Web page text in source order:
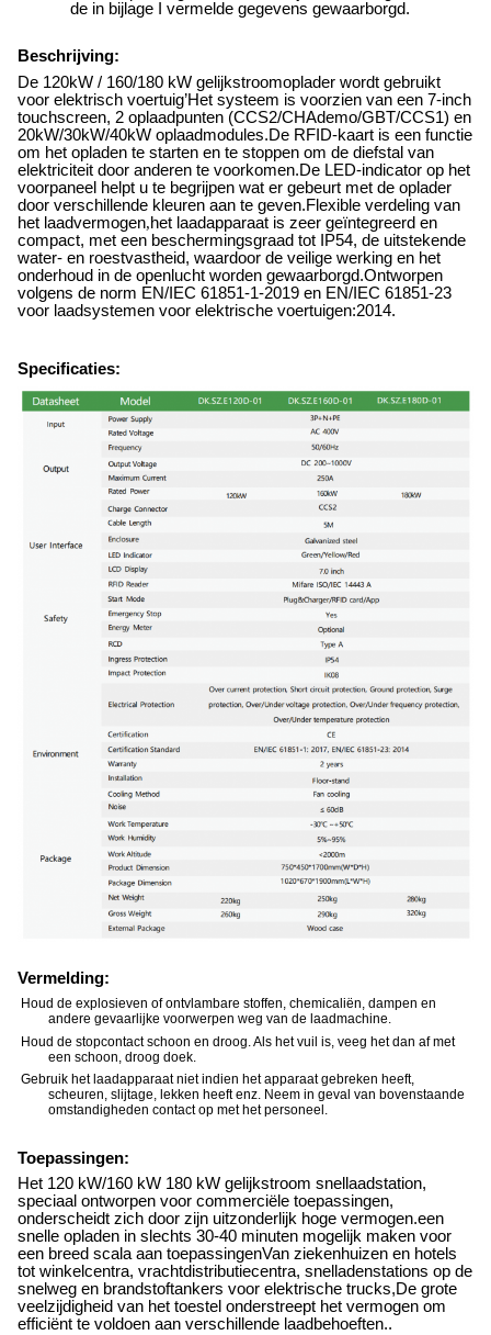
de in bijlage I vermelde gegevens gewaarborgd.
Beschrijving:
De 120kW / 160/180 kW gelijkstroomoplader wordt gebruikt
voor elektrisch voertuig’Het systeem is voorzien van een 7-inch
touchscreen, 2 oplaadpunten (CCS2/CHAdemo/GBT/CCS1) en
20kW/30kW/40kW oplaadmodules.De RFID-kaart is een functie
om het opladen te starten en te stoppen om de diefstal van
elektriciteit door anderen te voorkomen.De LED-indicator op het
voorpaneel helpt u te begrijpen wat er gebeurt met de oplader
door verschillende kleuren aan te geven.Flexible verdeling van
het laadvermogen,het laadapparaat is zeer geïntegreerd en
compact, met een beschermingsgraad tot IP54, de uitstekende
water- en roestvastheid, waardoor de veilige werking en het
onderhoud in de openlucht worden gewaarborgd.Ontworpen
volgens de norm EN/IEC 61851-1-2019 en EN/IEC 61851-23
voor laadsystemen voor elektrische voertuigen:2014.
Specificaties:
Vermelding:
Houd de explosieven of ontvlambare stoffen, chemicaliën, dampen en
andere gevaarlijke voorwerpen weg van de laadmachine.
Houd de stopcontact schoon en droog. Als het vuil is, veeg het dan af met
een schoon, droog doek.
Gebruik het laadapparaat niet indien het apparaat gebreken heeft,
scheuren, slijtage, lekken heeft enz. Neem in geval van bovenstaande
omstandigheden contact op met het personeel.
Toepassingen:
Het 120 kW/160 kW 180 kW gelijkstroom snellaadstation,
speciaal ontworpen voor commerciële toepassingen,
onderscheidt zich door zijn uitzonderlijk hoge vermogen.een
snelle opladen in slechts 30-40 minuten mogelijk maken voor
een breed scala aan toepassingenVan ziekenhuizen en hotels
tot winkelcentra, vrachtdistributiecentra, snelladenstations op de
snelweg en brandstoftankers voor elektrische trucks,De grote
veelzijdigheid van het toestel onderstreept het vermogen om
efficiënt te voldoen aan verschillende laadbehoeften..